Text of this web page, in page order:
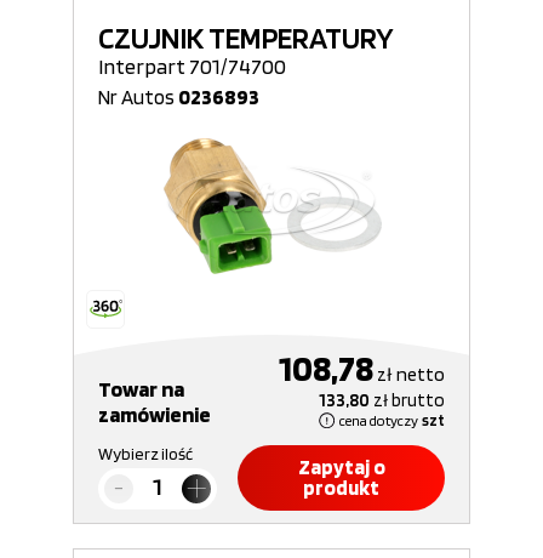
CZUJNIK TEMPERATURY
Interpart 701/74700
Nr Autos 0236893
Towar na
zamówienie
108,78 złnetto
133,80 złbrutto
cena dotyczy szt
Wybierz ilość
Zapytaj o
produkt